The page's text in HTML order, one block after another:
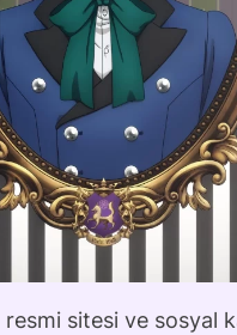
resmi sitesi ve sosyal